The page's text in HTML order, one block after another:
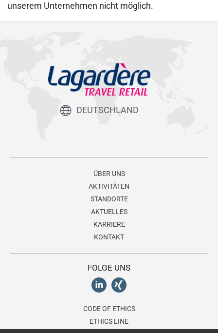
unserem Unternehmen nicht möglich.
DEUTSCHLAND
ÜBER UNS
AKTIVITÄTEN
STANDORTE
AKTUELLES
KARRIERE
KONTAKT
FOLGE UNS
CODE OF ETHICS
ETHICS LINE